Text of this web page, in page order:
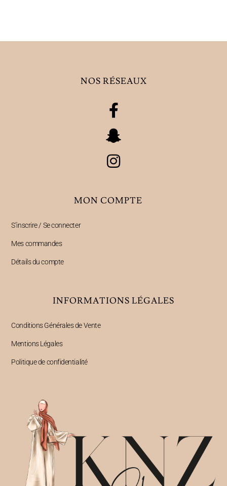
NOS RÉSEAUX
MON COMPTE
S’inscrire / Se connecter
Mes commandes
Détails du compte
INFORMATIONS LÉGALES
Conditions Générales de Vente
Mentions Légales
Politique de confidentialité